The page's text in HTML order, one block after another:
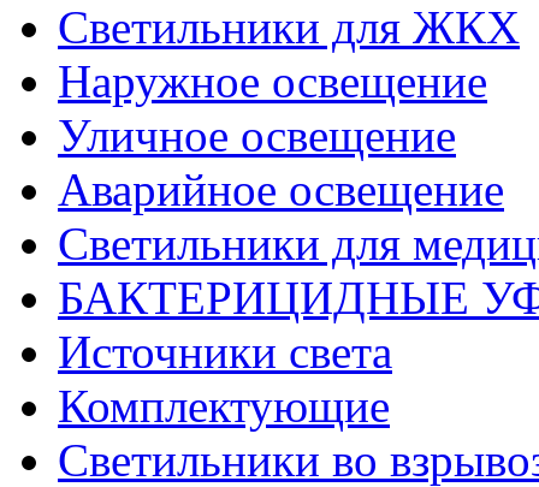
Светильники для ЖКХ
Наружное освещение
Уличное освещение
Аварийное освещение
Светильники для
БАКТЕРИЦИДНЫЕ
Источники света
Комплектующие
Светильники во